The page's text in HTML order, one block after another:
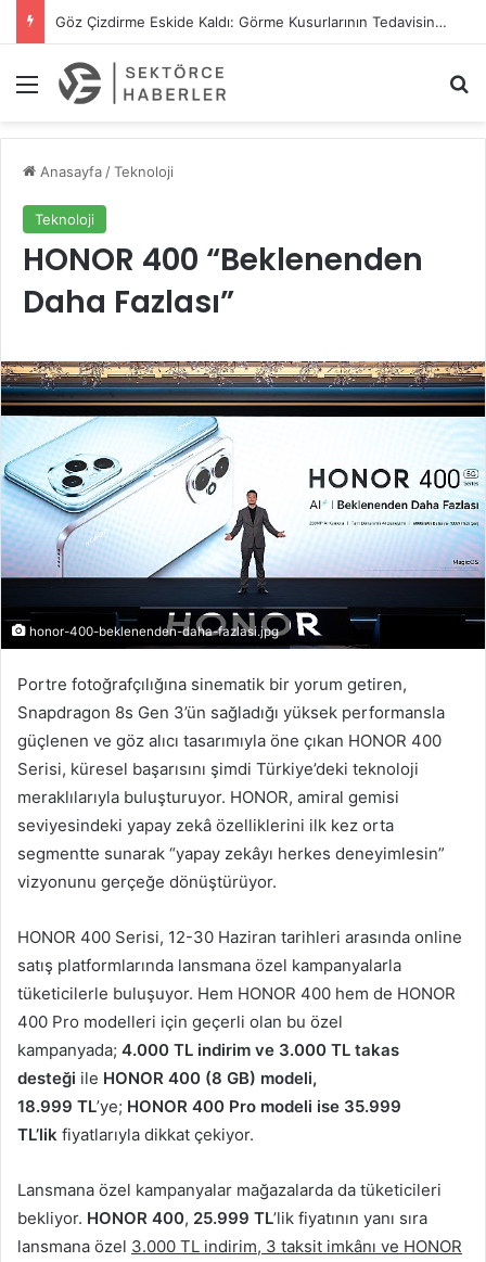
Göz Çizdirme Eskide Kaldı: Görme Kusurlarının Tedavisinde Yeni Nesil Lazer Dönemi
Menü
Anasayfa/Teknoloji
Teknoloji
HONOR 400 “Beklenenden
Daha Fazlası”
honor-400-beklenenden-daha-fazlasi.jpg
Portre fotoğrafçılığına sinematik bir yorum getiren,
Snapdragon 8s Gen 3’ün sağladığı yüksek performansla
güçlenen ve göz alıcı tasarımıyla öne çıkan HONOR 400
Serisi, küresel başarısını şimdi Türkiye’deki teknoloji
meraklılarıyla buluşturuyor. HONOR, amiral gemisi
seviyesindeki yapay zekâ özelliklerini ilk kez orta
segmentte sunarak “yapay zekâyı herkes deneyimlesin”
vizyonunu gerçeğe dönüştürüyor.
HONOR 400 Serisi, 12-30 Haziran tarihleri arasında online
satış platformlarında lansmana özel kampanyalarla
tüketicilerle buluşuyor. Hem HONOR 400 hem de HONOR
400 Pro modelleri için geçerli olan bu özel
kampanyada; 4.000 TL indirim ve 3.000 TL takas
desteği ile HONOR 400 (8 GB) modeli,
18.999 TL’ye; HONOR 400 Pro modeli ise 35.999
TL’lik fiyatlarıyla dikkat çekiyor.
Lansmana özel kampanyalar mağazalarda da tüketicileri
bekliyor. HONOR 400, 25.999 TL’lik fiyatının yanı sıra
lansmana özel 3.000 TL indirim, 3 taksit imkânı ve HONOR